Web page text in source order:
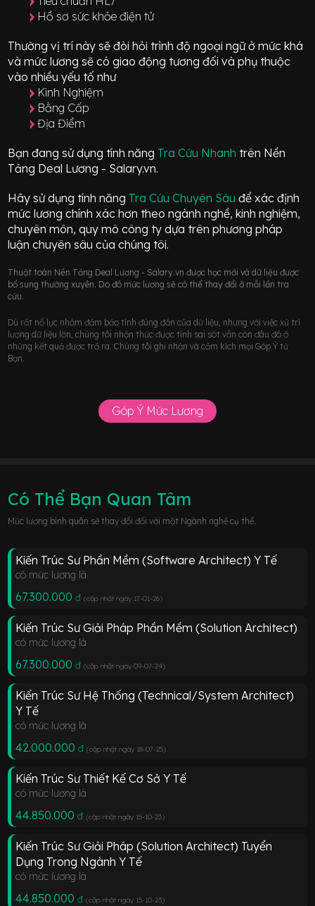
Hồ sơ sức khỏe điện tử
Thường vị trí này sẽ đòi hỏi trình độ ngoại ngữ ở mứckhá
và mức lương sẽ có giao động tương đối và phụ thuộc
vào nhiều yếu tố như
Kinh Nghiệm
Bằng Cấp
Địa Điểm
Bạn đang sử dụng tính năng Tra Cứu Nhanh trên Nền
Tảng Deal Lương - Salary.vn.
Hãy sử dụng tính năng Tra Cứu Chuyên Sâuđể xác định
mức lương chính xác hơn theo ngành nghề, kinh nghiệm,
chuyên môn, quy mô công ty dựa trên phương pháp
luận chuyên sâu của chúng tôi.
Thuật toán Nền Tảng Deal Lương - Salary.vn được học mới và dữ liệu được
bổ sung thường xuyên. Do đó mức lương sẽ có thể thay đổi ở mỗi lần tra
cứu.
Dù rất nổ lực nhằm đảm bảo tính đúng đắn của dữ liệu, nhưng với việc xử trí
lượng dữ liệu lớn, chúng tôi nhận thức được tính sai sót vẫn còn đâu đó ở
những kết quả được trả ra. Chúng tôi ghi nhận và cảm kích mọi Góp Ý từ
Bạn.
Góp Ý Mức Lương
Có Thể Bạn Quan Tâm
Mức lương bình quân sẽ thay đổi đối với một Ngành nghề cụ thể.
Kiến Trúc Sư Phần Mềm (Software Architect) Y Tế
có mức lương là
67.300.000 đ (cập nhật ngày 17-01-26)
Kiến Trúc Sư Giải Pháp Phần Mềm (Solution Architect)
có mức lương là
67.300.000 đ (cập nhật ngày 09-07-24)
Kiến Trúc Sư Hệ Thống (Technical/System Architect)
Y Tế
có mức lương là
42.000.000 đ (cập nhật ngày 18-07-25)
Kiến Trúc Sư Thiết Kế Cơ Sở Y Tế
có mức lương là
44.850.000 đ (cập nhật ngày 15-10-23)
Kiến Trúc Sư Giải Pháp (Solution Architect) Tuyển
Dụng Trong Ngành Y Tế
có mức lương là
44.850.000 đ (cập nhật ngày 15-10-23)